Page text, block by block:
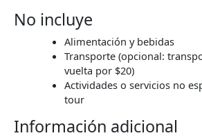
No incluye
Alimentación y bebidas
Transporte (opcional:
vuelta por $20)
Actividades o servicios no
tour
Información adicional